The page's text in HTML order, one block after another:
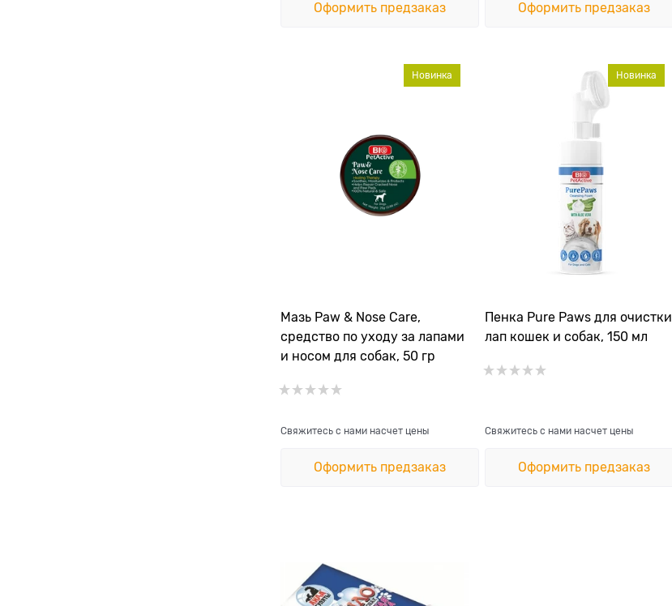
Оформить предзаказ Оформить предзаказ
Мазь Paw & Nose Care,
средство по уходу за лапами
и носом для собак, 50 гр
Новинка
Свяжитесь с нами насчет цены
Оформить предзаказ
Пенка Pure Paws для очистки
лап кошек и собак, 150 мл
Новинка
Свяжитесь с нами насчет цены
Оформить предзаказ